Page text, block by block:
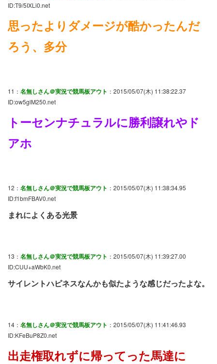
ID:T9/5IXLi0.net
思ったよりダメージが酷かったんだ
ろう、多分
11： 名無しさん＠実況で競馬板アウト ：2015/05/07(木) 11:38:22.37
ID:ow5glM250.net
トーセンナチュラルに勝利譲れやド
アホ
12： 名無しさん＠実況で競馬板アウト ：2015/05/07(木) 11:38:34.95
ID:f1bmFBAV0.net
まれによくある光景
13： 名無しさん＠実況で競馬板アウト ：2015/05/07(木) 11:39:27.00
ID:CUU+aWbK0.net
サイレントハピネスなんかも似たような感じだったよな。
14： 名無しさん＠実況で競馬板アウト ：2015/05/07(木) 11:41:46.93
ID:KFeBuP8Z0.net
出走権取れずに帰ってった馬達に